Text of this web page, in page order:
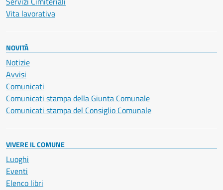
Vita lavorativa
NOVITÀ
Notizie
Avvisi
Comunicati
Comunicati stampa della Giunta Comunale
Comunicati stampa del Consiglio Comunale
VIVERE IL COMUNE
Luoghi
Eventi
Elenco libri